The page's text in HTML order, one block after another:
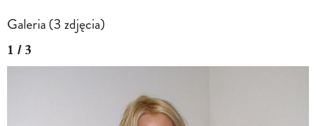
Galeria (3 zdjęcia)
1 / 3